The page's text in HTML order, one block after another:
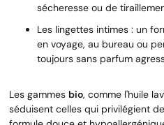
sécheresse ou de
Les lingettes intimes : un
en voyage, au bureau ou
toujours sans parfum
Les gammes bio, comme l'huile
séduisent celles qui privilégient